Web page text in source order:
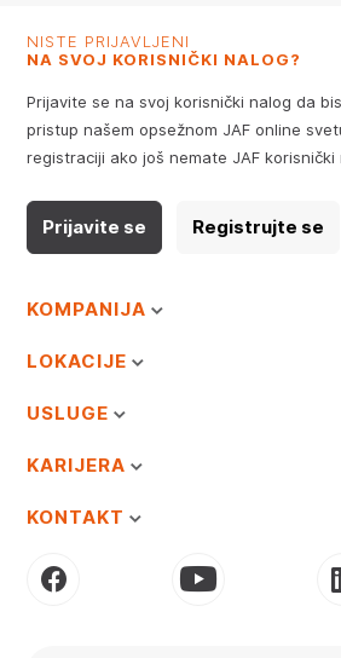
NISTE PRIJAVLJENI
NA SVOJ KORISNIČKI NALOG?
Prijavite se na svoj korisnički nalog da
pristup našem opsežnom JAF online
registraciji ako još nemate JAF korisnički
Prijavite se Registrujte se
KOMPANIJA
LOKACIJE
USLUGE
KARIJERA
KONTAKT